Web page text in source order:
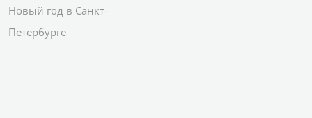
Новый год в Санкт-
Петербурге